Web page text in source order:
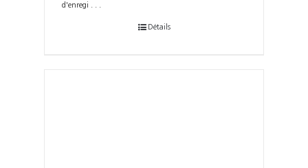
d'enregi . . .
Détails